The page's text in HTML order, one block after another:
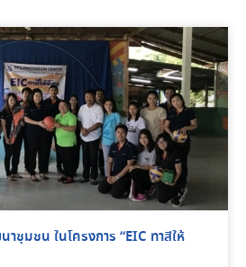
ชุมชน ในโครงการ “EIC ทาสีให้